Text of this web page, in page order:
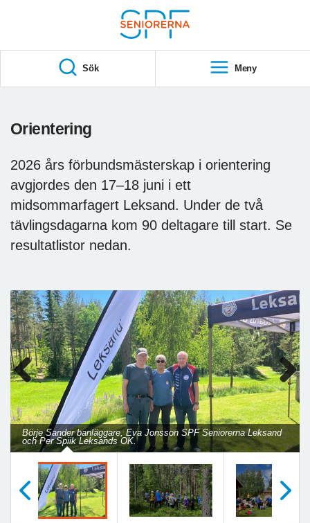
S
A
Sök Meny
Orientering
2026 års förbundsmästerskap i orientering
avgjordes den 17–18 juni i ett
midsommarfagert Leksand. Under de två
tävlingsdagarna kom 90 deltagare till start. Se
resultatlistor nedan.
Börje Sander banläggare, Eva Jonsson SPF Seniorerna Leksand
och Per Spiik Leksands OK.
Previous Next